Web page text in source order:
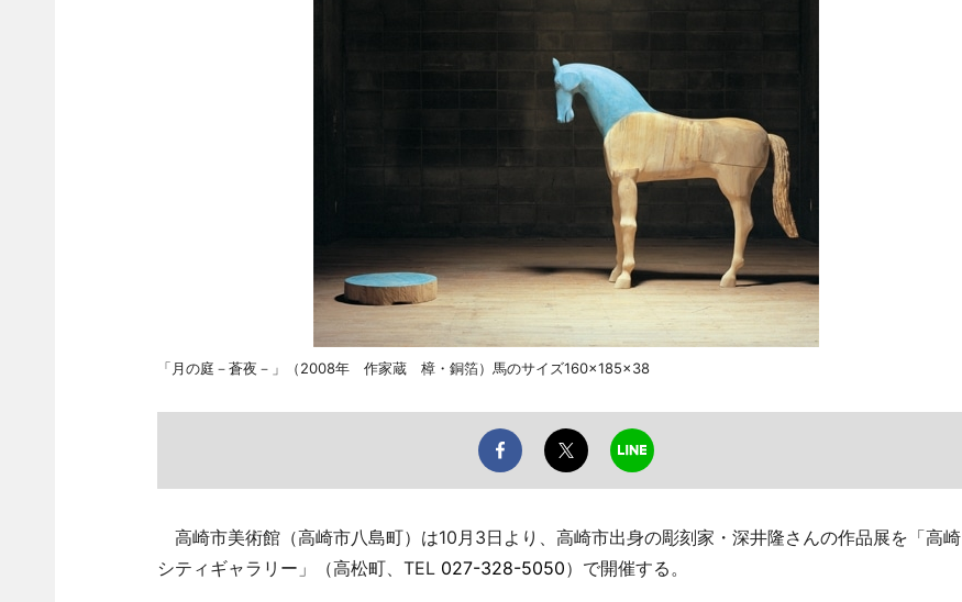
「月の庭－蒼夜－」（2008年 作家蔵 樟・銅箔）馬のサイズ160×185×38
高崎市美術館（高崎市八島町）は10月3日より、高崎市出身の彫刻家・深井隆さんの作品展を「高崎
シティギャラリー」（高松町、TEL 027-328-5050）で開催する。